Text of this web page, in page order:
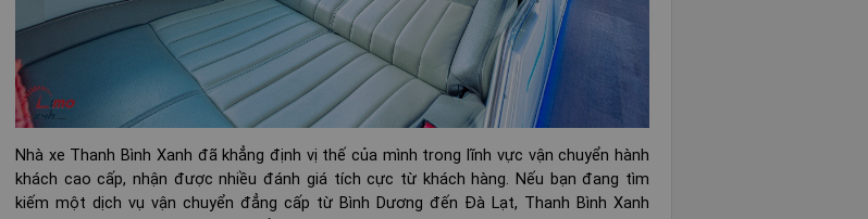
Nhà xe Thanh Bình Xanh đã khẳng định vị thế của mình trong lĩnh vực vận chuyển hành
khách cao cấp, nhận được nhiều đánh giá tích cực từ khách hàng. Nếu bạn đang tìm
kiếm một dịch vụ vận chuyển đẳng cấp từ Bình Dương đến Đà Lạt, Thanh Bình Xanh